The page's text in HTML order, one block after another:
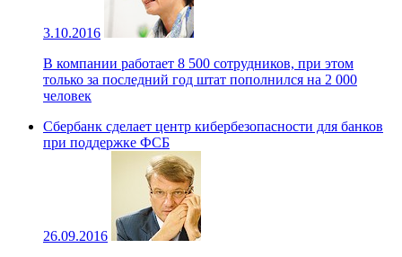
3.10.2016
В компании работает 8 500 сотрудников, при этом
только за последний год штат пополнился на 2 000
человек
Сбербанк сделает центр кибербезопасности для банков
при поддержке ФСБ
26.09.2016